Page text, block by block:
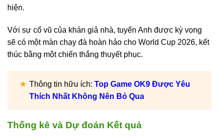
hiện.
Với sự cổ vũ của khán giả nhà, tuyển Anh được kỳ vọng
sẽ có một màn chạy đà hoàn hảo cho World Cup 2026, kết
thúc bằng một chiến thắng thuyết phục.
Thông tin hữu ích: Top Game OK9 Được Yêu
Thích Nhất Không Nên Bỏ Qua
Thống kê và Dự đoán Kết quả